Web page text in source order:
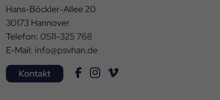
Hans-Böckler-Allee 20
30173 Hannover
Telefon: 0511-325 768
E-Mail: info@psvhan.de
Kontakt